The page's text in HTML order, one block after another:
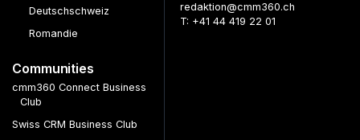
Deutschschweiz
Romandie
Communities
cmm360 Connect Business
Club
Swiss CRM Business Club
redaktion@cmm360.ch
T: +41 44 419 22 01